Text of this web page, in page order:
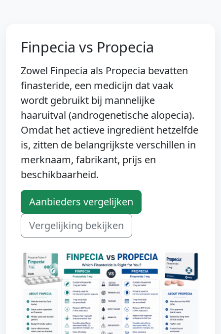
Finpecia vs Propecia
Zowel Finpecia als Propecia bevatten
finasteride, een medicijn dat vaak
wordt gebruikt bij mannelijke
haaruitval (androgenetische alopecia).
Omdat het actieve ingrediënt hetzelfde
is, zitten de belangrijkste verschillen in
merknaam, fabrikant, prijs en
beschikbaarheid.
Aanbieders vergelijken
Vergelijking bekijken